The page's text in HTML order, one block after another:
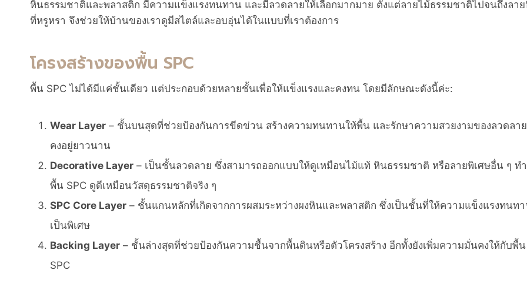
หินธรรมชาติและพลาสติก มีความแข็งแรงทนทาน และมีลวดลายให้เลือกมากมาย ตั้งแต่ลายไม้ธรรมชาติไปจนถึงลา
ที่หรูหรา จึงช่วยให้บ้านของเราดูมีสไตล์และอบอุ่นได้ในแบบที่เราต้องการ
โครงสร้างของพื้น SPC
พื้น SPC ไม่ได้มีแค่ชั้นเดียว แต่ประกอบด้วยหลายชั้นเพื่อให้แข็งแรงและคงทน โดยมีลักษณะดังนี้ค่ะ:
Wear Layer – ชั้นบนสุดที่ช่วยป้องกันการขีดข่วน สร้างความทนทานให้พื้น และรักษาความสวยงามของลวดลา
คงอยู่ยาวนาน
Decorative Layer – เป็นชั้นลวดลาย ซึ่งสามารถออกแบบให้ดูเหมือนไม้แท้ หินธรรมชาติ หรือลายพิเศษอื่น ๆ ท
พื้น SPC ดูดีเหมือนวัสดุธรรมชาติจริง ๆ
SPC Core Layer – ชั้นแกนหลักที่เกิดจากการผสมระหว่างผงหินและพลาสติก ซึ่งเป็นชั้นที่ให้ความแข็งแรงทนท
เป็นพิเศษ
Backing Layer – ชั้นล่างสุดที่ช่วยป้องกันความชื้นจากพื้นดินหรือตัวโครงสร้าง อีกทั้งยังเพิ่มความมั่นคงให้กับพื้น
SPC